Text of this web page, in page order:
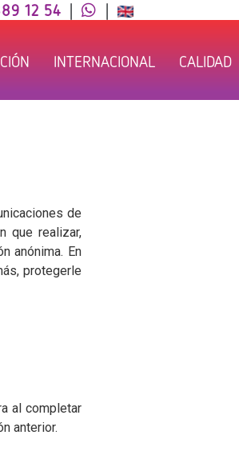
12 54 | |
INTERNACIONAL CALIDAD